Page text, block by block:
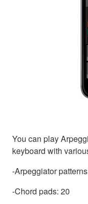
You can play
keyboard with
-Arpeggiator
-Chord pads: 20